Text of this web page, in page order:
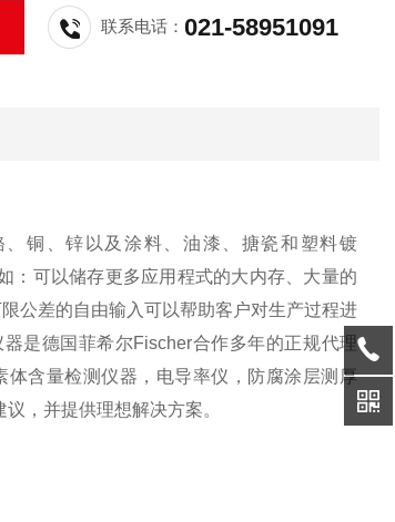
联系电话：021-58951091
铜、锌以及涂料、油漆、搪瓷和塑料镀
：可以储存更多应用程式的大内存、大量的
公差的自由输入可以帮助客户对生产过程进
器是德国菲希尔Fischer合作多年的正规代理
含量检测仪器，电导率仪，防腐涂层测厚
，并提供理想解决方案。